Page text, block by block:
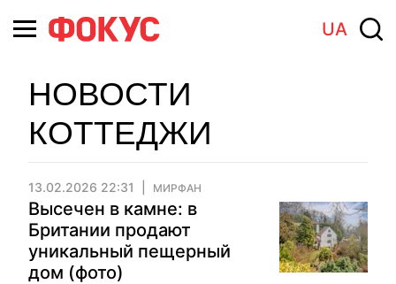
UA
НОВОСТИ
КОТТЕДЖИ
13.02.2026 22:31 МИРФАН
Высечен в камне: в
Британии продают
уникальный пещерный
дом (фото)